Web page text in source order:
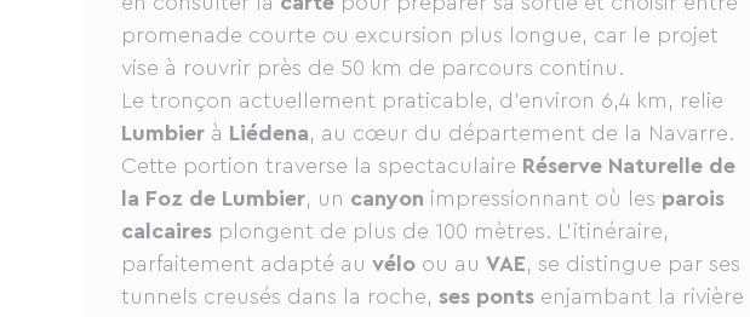
promenade courte ou excursion plus longue, car le projet
vise à rouvrir près de 50 km de parcours continu.
Le tronçon actuellement praticable, d’environ 6,4 km, relie
Lumbier à Liédena, au cœur du département de la Navarre.
Cette portion traverse la spectaculaire Réserve Naturelle de
la Foz de Lumbier, un canyon impressionnant où les parois
calcaires plongent de plus de 100 mètres. L’itinéraire,
parfaitement adapté au vélo ou au VAE, se distingue par ses
tunnels creusés dans la roche, ses ponts enjambant la rivière